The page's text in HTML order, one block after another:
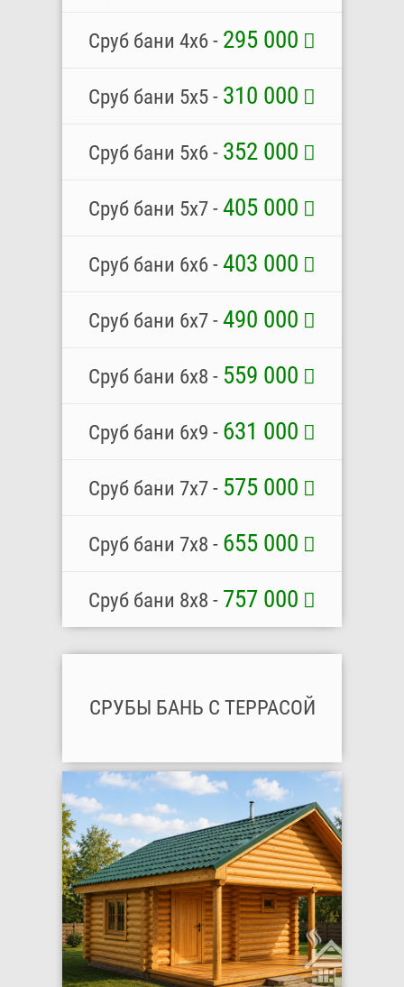
Сруб бани 4х6 - 295 000
Сруб бани 5х5 - 310 000
Сруб бани 5х6 - 352 000
Сруб бани 5х7 -405 000
Сруб бани 6х6 -403 000
Сруб бани 6х7 -490 000
Сруб бани 6х8 - 559 000
Сруб бани 6х9 - 631 000
Сруб бани 7х7 - 575 000
Сруб бани 7х8 - 655 000
Сруб бани 8х8 - 757 000
СРУБЫ БАНЬ С ТЕРРАСОЙ